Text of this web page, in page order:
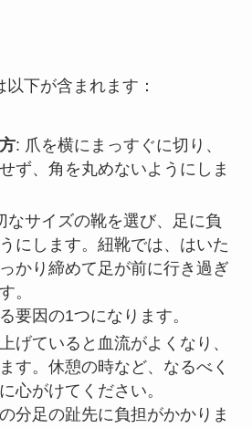
下が含まれます：
: 爪を横にまっすぐに切り、
ず、角を丸めないようにしま
なサイズの靴を選び、足に負
にします。紐靴では、はいた
かり締めて足が前に行き過ぎ
。
要因の1つになります。
げていると血流がよくなり、
す。休憩の時など、なるべく
心がけてください。
分足の趾先に負担がかかりま